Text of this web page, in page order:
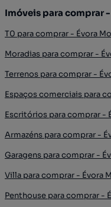
Imóveis para comprar
T0 para comprar - Évora
Moradias para comprar -
Terrenos para comprar -
Espaços comerciais para
Escritórios para comprar -
Armazéns para comprar -
Garagens para comprar -
Villa para comprar - Évora
Penthouse para comprar -